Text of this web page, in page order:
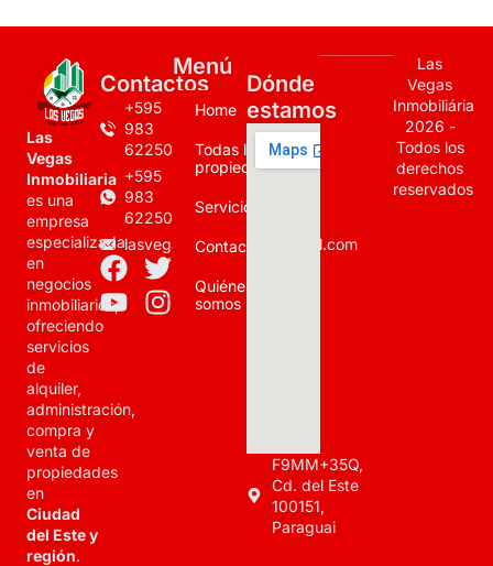
Las
Vegas
Inmobiliaria
es una
empresa
especializada
en
negocios
inmobiliarios,
ofreciendo
servicios
de
alquiler,
administración,
compra y
venta de
propiedades
en
Ciudad
del Este y
región.
Contactos
+595
983
622500
+595
983
622500
lasvegasinmobiliaria@gmail.com
Menú
Home
Todas las
propiedades
Servicios
Contacto
Quiénes
somos
Dónde
estamos
F9MM+35Q,
Cd. del Este
100151,
Paraguai
Las
Vegas
Inmobiliária
2026 -
Todos los
derechos
reservados